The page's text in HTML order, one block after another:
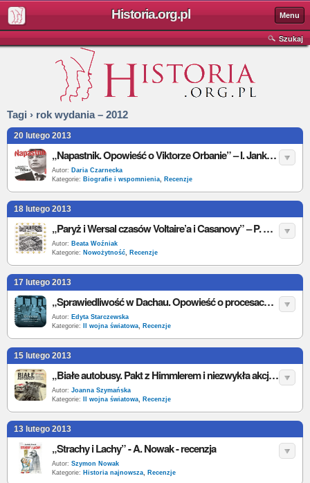
Historia.org.pl Menu
Szukaj
Tagi › rok wydania – 2012
20 lutego 2013
„Napastnik. Opowieść o Viktorze Orbanie” – I. Janke – recenzja (2)
Autor: Daria Czarnecka
Kategorie: Biografie i wspomnienia, Recenzje
18 lutego 2013
„Paryż i Wersal czasów Voltaire’a i Casanovy” – P. Napierała – recenzja
Autor: Beata Woźniak
Kategorie: Nowożytność, Recenzje
17 lutego 2013
„Sprawiedliwość w Dachau. Opowieść o procesach nazistów” – J. M. Greene – recenzja
Autor: Edyta Starczewska
Kategorie:
II wojna światowa, Recenzje
15 lutego 2013
„Białe autobusy. Pakt z Himmlerem i niezwykła akcja ratowania więźniów obozów koncentracyjnych” – S. Persson - recenzja
Autor: Joanna Szymańska
Kategorie:
II wojna światowa, Recenzje
13 lutego 2013
„Strachy i Lachy” - A. Nowak - recenzja
Autor: Szymon Nowak
Kategorie: Historia najnowsza, Recenzje